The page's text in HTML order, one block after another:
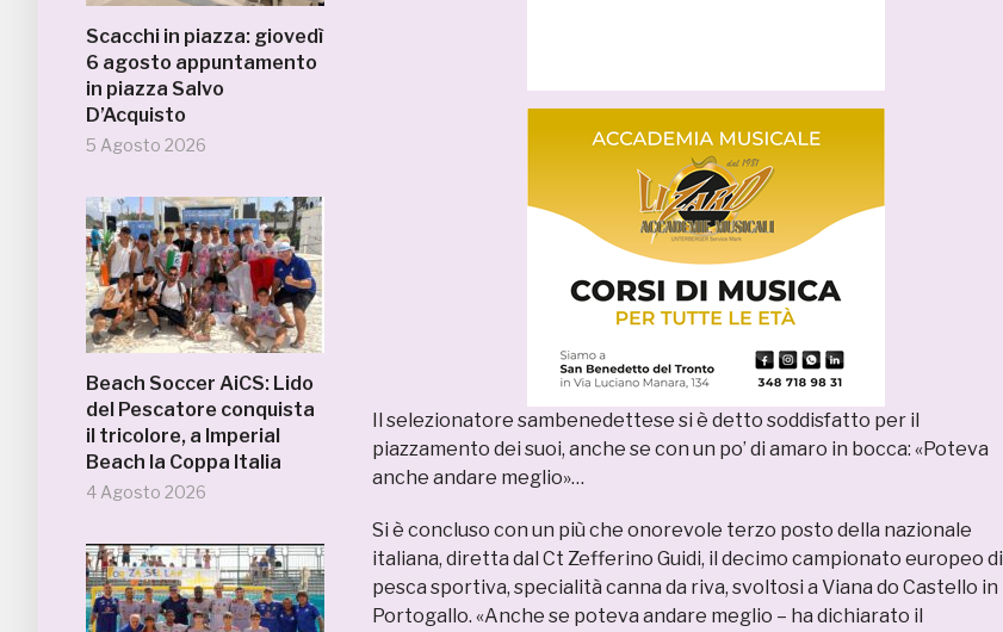
Scacchi in piazza: giovedì
6 agosto appuntamento
in piazza Salvo
D’Acquisto
5 Agosto 2026
Beach Soccer AiCS: Lido
del Pescatore conquista
il tricolore, a Imperial
Beach la Coppa Italia
4 Agosto 2026
Il selezionatore sambenedettese si è detto soddisfatto per il
piazzamento dei suoi, anche se con un po’ di amaro in bocca: «Poteva
anche andare meglio»…
Si è concluso con un più che onorevole terzo posto della nazionale
italiana, diretta dal Ct Zefferino Guidi, il decimo campionato europeo di
pesca sportiva, specialità canna da riva, svoltosi a Viana do Castello in
Portogallo. «Anche se poteva andare meglio – ha dichiarato il